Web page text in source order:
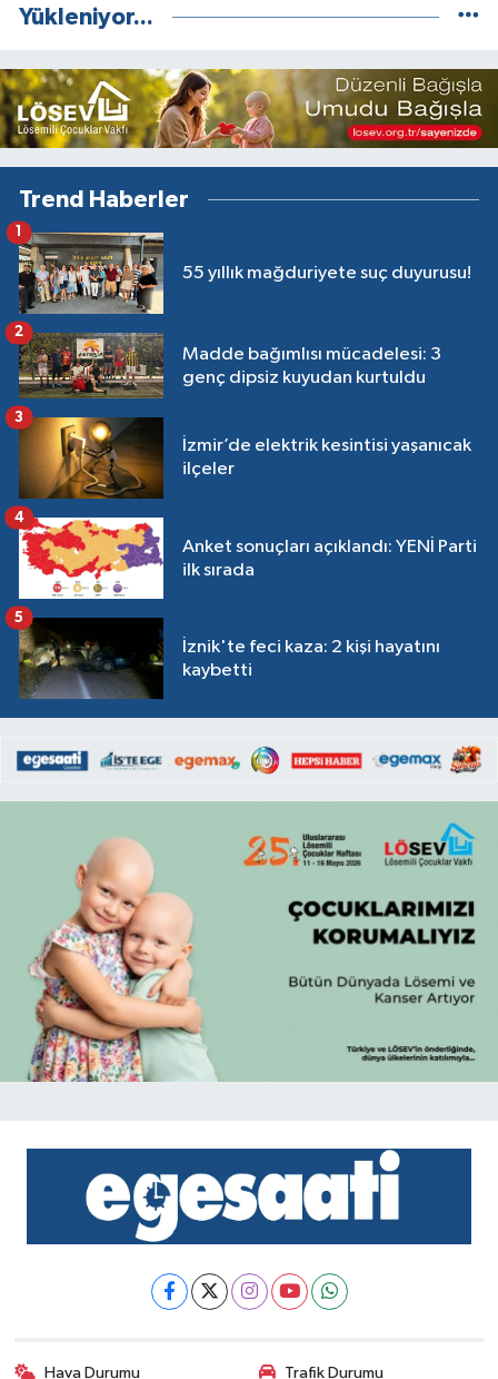
Yükleniyor...
Trend Haberler
55 yıllık mağduriyete suç duyurusu!
Madde bağımlısı mücadelesi: 3
genç dipsiz kuyudan kurtuldu
2
İzmir’de elektrik kesintisi yaşanıcak
ilçeler
3
Anket sonuçları açıklandı: YENİ Parti
ilk sırada
4
İznik'te feci kaza: 2 kişi hayatını
kaybetti
5
Hava Durumu Trafik Durumu